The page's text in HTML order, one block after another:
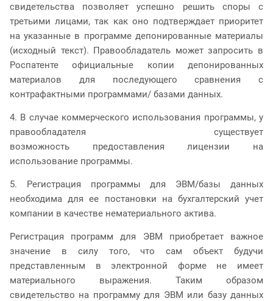
свидетельства позволяет успешно решить споры с
третьими лицами, так как оно подтверждает приоритет
на указанные в программе депонированные материалы
(исходный текст). Правообладатель может запросить в
Роспатенте официальные копии депонированных
материалов для последующего сравнения с
контрафактными программами/ базами данных.
4. В случае коммерческого использования программы, у
правообладателя существует
возможность предоставления лицензии на
использование программы.
5. Регистрация программы для ЭВМ/базы данных
необходима для ее постановки на бухгалтерский учет
компании в качестве нематериального актива.
Регистрация программ для ЭВМ приобретает важное
значение в силу того, что сам объект будучи
представленным в электронной форме не имеет
материального выражения. Таким образом
свидетельство на программу для ЭВМ или базу данных